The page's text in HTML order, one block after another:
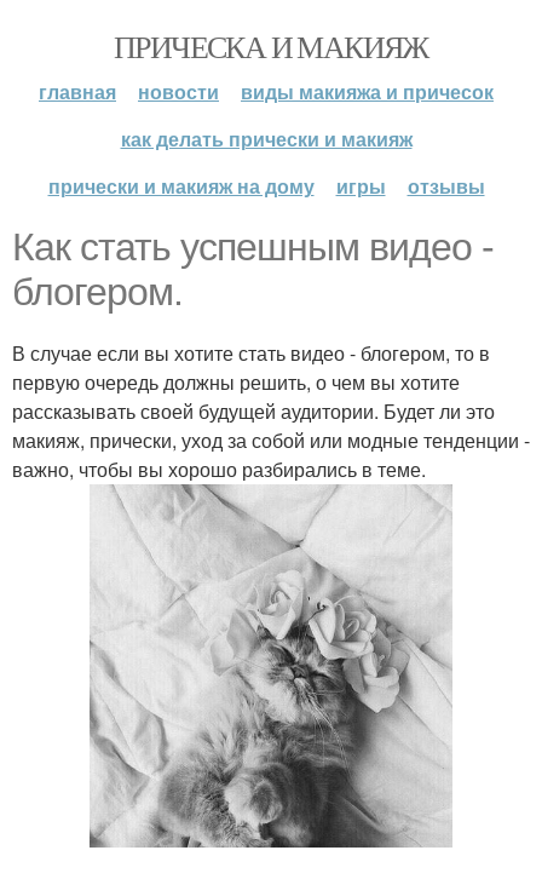
ПРИЧЕСКА И МАКИЯЖ
главная новости
виды макияжа и причесок
как делать прически и макияж
прически и макияж на дому
игры отзывы
Как стать успешным видео -
блогером.
В случае если вы хотите стать видео - блогером, то в
первую очередь должны решить, о чем вы хотите
рассказывать своей будущей аудитории. Будет ли это
макияж, прически, уход за собой или модные тенденции -
важно, чтобы вы хорошо разбирались в теме.